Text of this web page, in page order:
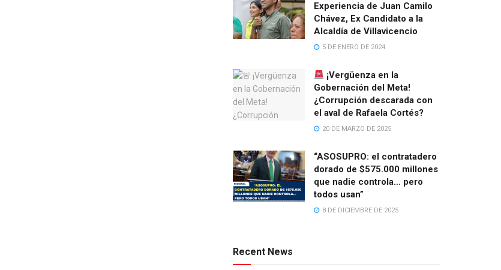
Experiencia de Juan Camilo
Chávez, Ex Candidato a la
Alcaldía de Villavicencio
5 DE ENERO DE 2024
¡Vergüenza en la
Gobernación del Meta!
¿Corrupción descarada con
el aval de Rafaela Cortés?
20 DE MARZO DE 2025
“ASOSUPRO: el contratadero
dorado de $575.000 millones
que nadie controla… pero
todos usan”
8 DE DICIEMBRE DE 2025
Recent News